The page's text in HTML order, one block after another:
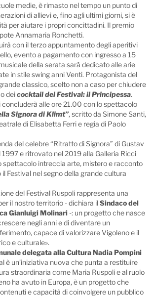
medie, è rimasto nel tempo un punto di
di allievi e, fino agli ultimi giorni, si è
per aiutare i propri concittadini. Il premio
Annamaria Ronchetti.
con il terzo appuntamento degli aperitivi
evento a pagamento con ingresso a 15
della serata sarà dedicato alle arie
in stile swing anni Venti. Protagonista del
classico, scelto non a caso per chiudere
deicocktail del Festival: il Principessa.
concluderà alle ore 21.00 con lo spettacolo
Signora di Klimt”, scritto da Simone Santi,
di Elisabetta Ferri e regia di Paolo
del celebre “Ritratto di Signora” di Gustav
e ritrovato nel 2019 alla Galleria Ricci
spettacolo intreccia arte, mistero e racconto
Festival nel segno della grande cultura
del Festival Ruspoli rappresenta una
il nostro territorio - dichiara ilSindaco del
Gianluigi Molinari -: un progetto che nasce
negli anni e di diventare un
capace di valorizzare Vigoleno e il
e culturale».
delegata alla Cultura Nadia Pompini
è un’iniziativa nuova che punta a restituire
straordinaria come Maria Ruspoli e al ruolo
ha avuto in Europa, è un progetto che
e capacità di coinvolgere un pubblico